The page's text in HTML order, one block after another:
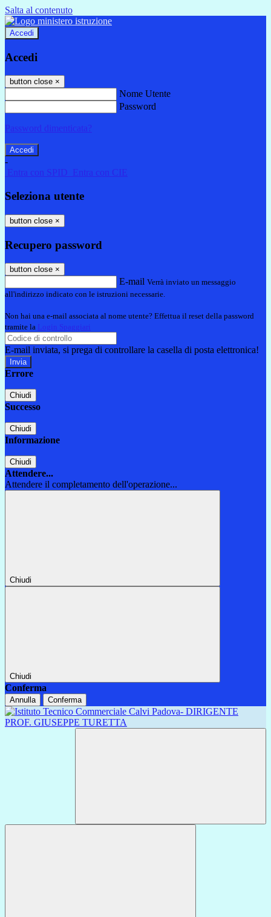
Salta al contenuto
Accedi
Accedi
button close ×
Nome Utente
Password
Password dimenticata?
-
Entra con SPID
Entra con CIE
Seleziona utente
button close ×
Recupero password
button close ×
E-mail Verrà inviato un messaggio
all'indirizzo indicato con le istruzioni necessarie.
Non hai una e-mail associata al nome utente? Effettua il reset della password
tramite la Login Spaggiari
E-mail inviata, si prega di controllare la casella di posta elettronica!
Errore
Chiudi
Successo
Chiudi
Informazione
Chiudi
Attendere...
Attendere il completamento dell'operazione...
Chiudi
Chiudi
Conferma
Annulla Conferma